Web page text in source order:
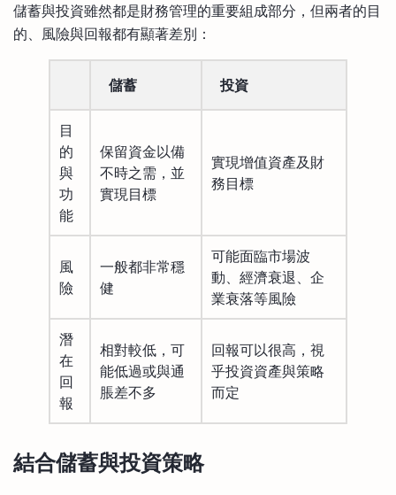
儲蓄與投資雖然都是財務管理的重要組成部分，但兩者的目
的、風險與回報都有顯著差別：
儲蓄 投資
目
的
與
功
能
保留資金以備
不時之需，並
實現目標
實現增值資產及財
務目標
風
險
一般都非常穩
健
可能面臨市場波
動、經濟衰退、企
業衰落等風險
潛
在
回
報
相對較低，可
能低過或與通
脹差不多
回報可以很高，視
乎投資資產與策略
而定
結合儲蓄與投資策略